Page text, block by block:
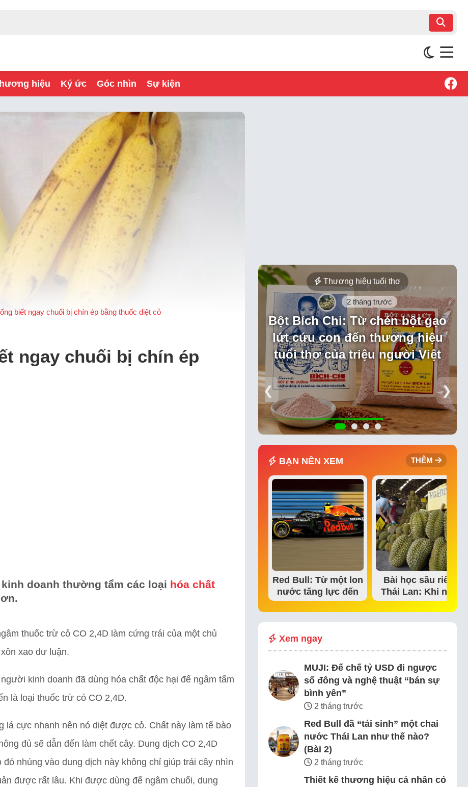
hiệu Ký ức Góc nhìn Sự kiện
biết ngay chuối bị chín ép bằng thuốc diệt cỏ
ngay chuối bị chín ép
doanh thường tẩm các loại hóa chất
thuốc trừ cỏ CO 2,4D làm cứng trái của một chủ
xao dư luận.
kinh doanh đã dùng hóa chất độc hại để ngâm tẩm
là loại thuốc trừ cỏ CO 2,4D.
lá cực nhanh nên nó diệt được cỏ. Chất này làm tế bào
đủ sẽ dẫn đến làm chết cây. Dung dịch CO 2,4D
nhúng vào dung dịch này không chỉ giúp trái cây nhìn
được rất lâu. Khi được dùng để ngâm chuối, dung
Thương hiệu tuổi thơ
2 tháng trước
Bột Bích Chi: Từ chén bột gạo
lứt cứu con đến thương hiệu
tuổi thơ của triệu người Việt
❮ ❯
BẠN NÊN XEM THÊM
Red Bull: Từ một lon
nước tăng lực đến
đế chế thể…
Bài học sầu riêng
Thái Lan: Khi niềm
tin thị trường bắt…
Xem ngay
MUJI: Đế chế tỷ USD đi ngược
số đông và nghệ thuật “bán sự
bình yên”
2 tháng trước
Red Bull đã “tái sinh” một chai
nước Thái Lan như thế nào?
(Bài 2)
2 tháng trước
Thiết kế thương hiệu cá nhân có